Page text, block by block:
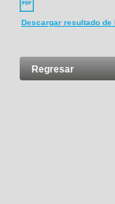
Descargar resultado de
Regresar